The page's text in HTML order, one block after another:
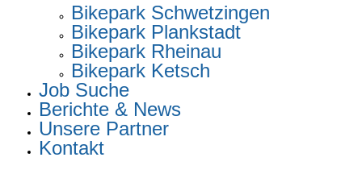
Bikepark Schwetzingen
Bikepark Plankstadt
Bikepark Rheinau
Bikepark Ketsch
Job Suche
Berichte & News
Unsere Partner
Kontakt